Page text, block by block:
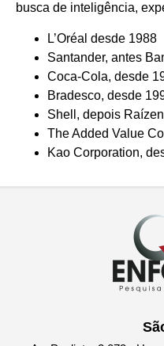
busca de inteligência,
L’Oréal desde 1988
Santander, antes
Coca-Cola, desde
Bradesco, desde
Shell, depois
The Added Value
Kao Corporation,